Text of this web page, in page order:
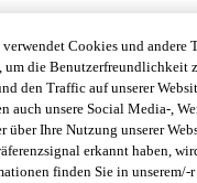
confidentialité
Tracking Technology
©2026. All Rights
verwendet Cookies und andere
um die Benutzerfreundlichkeit
den Traffic auf unserer
auch unsere Social Media-,
über Ihre Nutzung unserer
erkannt haben,
finden Sie in unserem/-r